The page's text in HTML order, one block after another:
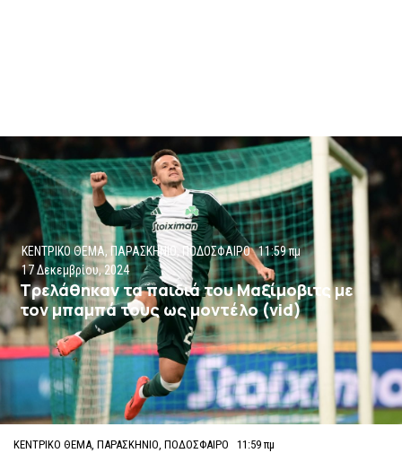
ΚΕΝΤΡΙΚΟ ΘΕΜΑ, ΠΑΡΑΣΚΗΝΙΟ ,ΠΟΔΟΣΦΑΙΡΟ 11:59 πμ
17 Δεκεμβρίου, 2024
Τρελάθηκαν τα παιδιά του Μαξίμοβιτς με
τον μπαμπά τους ως μοντέλο (vid)
ΚΕΝΤΡΙΚΟ ΘΕΜΑ ,ΠΑΡΑΣΚΗΝΙΟ ,ΠΟΔΟΣΦΑΙΡΟ
11:59 πμ